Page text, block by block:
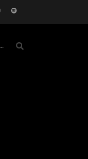
As controvérsias que marcam o cenário político e econômico nacional